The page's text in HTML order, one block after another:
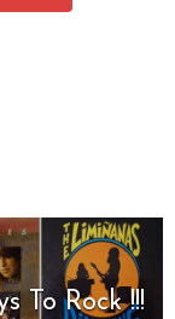
To Rock !!!